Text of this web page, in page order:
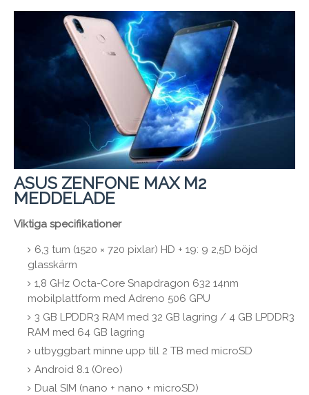
ASUS ZENFONE MAX M2
MEDDELADE
Viktiga specifikationer
6,3 tum (1520 × 720 pixlar) HD + 19: 9 2,5D böjd
glasskärm
1,8 GHz Octa-Core Snapdragon 632 14nm
mobilplattform med Adreno 506 GPU
3 GB LPDDR3 RAM med 32 GB lagring / 4 GB LPDDR3
RAM med 64 GB lagring
utbyggbart minne upp till 2 TB med microSD
Android 8.1 (Oreo)
Dual SIM (nano + nano + microSD)